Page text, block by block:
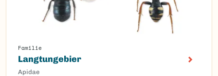
Familie
Langtungebier
Apidae